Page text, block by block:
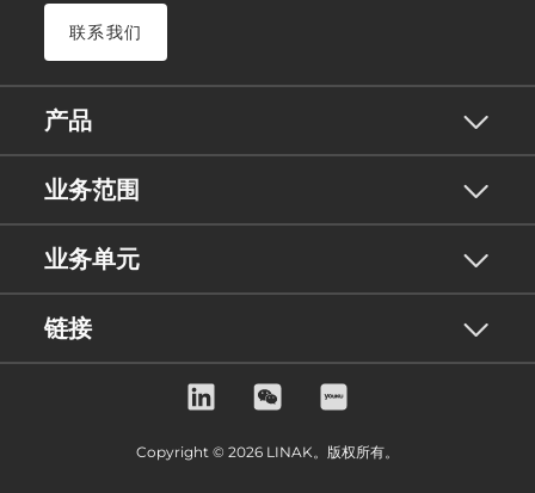
联系我们
产品
业务范围
业务单元
链接
Copyright © 2026 LINAK。版权所有。